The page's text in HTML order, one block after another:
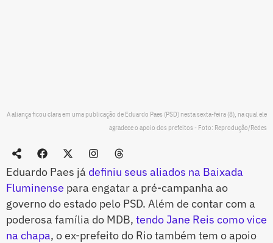
A aliança ficou clara em uma publicação de Eduardo Paes (PSD) nesta sexta-feira (8), na qual ele
agradece o apoio dos prefeitos - Foto: Reprodução/Redes
Eduardo Paes já definiu seus aliados na Baixada
Fluminense para engatar a pré-campanha ao
governo do estado pelo PSD. Além de contar com a
poderosa família do MDB, tendo Jane Reis como vice
na chapa, o ex-prefeito do Rio também tem o apoio